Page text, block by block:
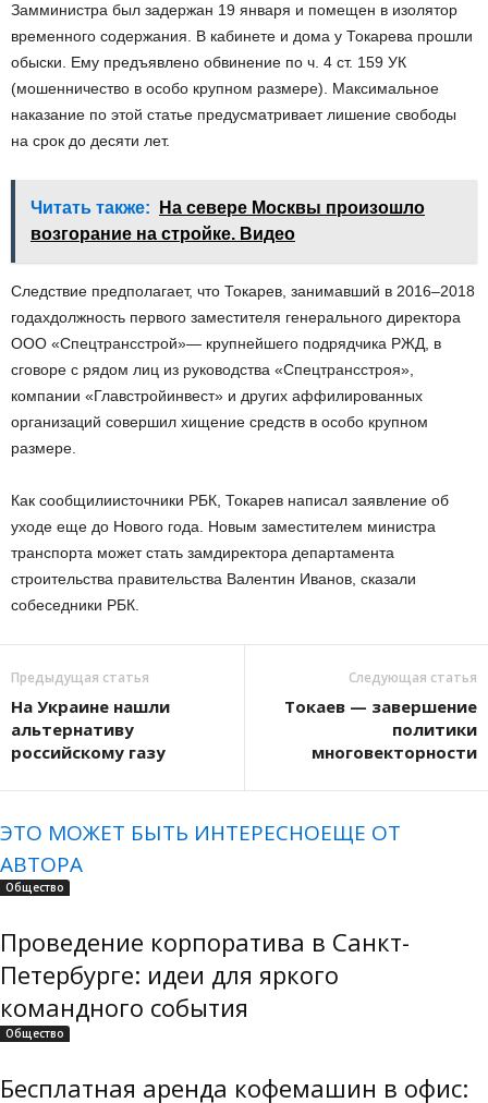
Замминистра был задержан 19 января и помещен в изолятор
временного содержания. В кабинете и дома у Токарева прошли
обыски. Ему предъявлено обвинение по ч. 4 ст. 159 УК
(мошенничество в особо крупном размере). Максимальное
наказание по этой статье предусматривает лишение свободы
на срок до десяти лет.
Читать также:
На севере Москвы произошло
возгорание на стройке. Видео
Следствие предполагает, что Токарев, занимавший в 2016–2018
годахдолжность первого заместителя генерального директора
ООО «Cпецтрансстрой»— крупнейшего подрядчика РЖД, в
сговоре с рядом лиц из руководства «Спецтрансстроя»,
компании «Главстройинвест» и других аффилированных
организаций совершил хищение средств в особо крупном
размере.
Как сообщилиисточники РБК, Токарев написал заявление об
уходе еще до Нового года. Новым заместителем министра
транспорта может стать замдиректора департамента
строительства правительства Валентин Иванов, сказали
собеседники РБК.
Предыдущая статья
На Украине нашли
альтернативу
российскому газу
Следующая статья
Токаев — завершение
политики
многовекторности
ЭТО МОЖЕТ БЫТЬ ИНТЕРЕСНОЕЩЕ ОТ
АВТОРА
Общество
Проведение корпоратива в Санкт-
Петербурге: идеи для яркого
командного события
Общество
Бесплатная аренда кофемашин в офис: